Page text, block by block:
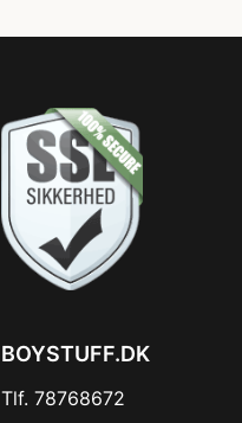
BOYSTUFF.DK
Tlf. 78768672